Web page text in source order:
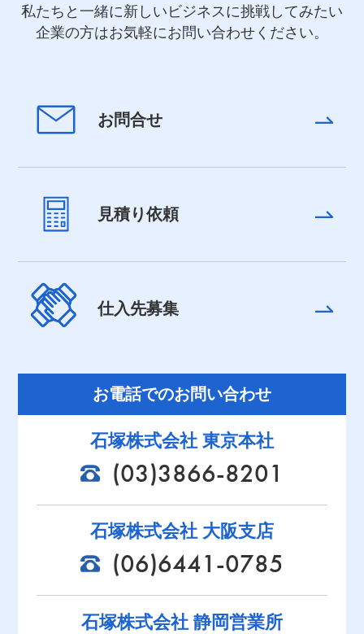
私たちと一緒に新しいビジネスに挑戦してみたい
企業の方はお気軽にお問い合わせください。
お問合せ
見積り依頼
仕入先募集
お電話でのお問い合わせ
石塚株式会社 東京本社
(03)3866-8201
石塚株式会社 大阪支店
(06)6441-0785
石塚株式会社 静岡営業所